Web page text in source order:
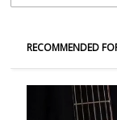
RECOMMENDED